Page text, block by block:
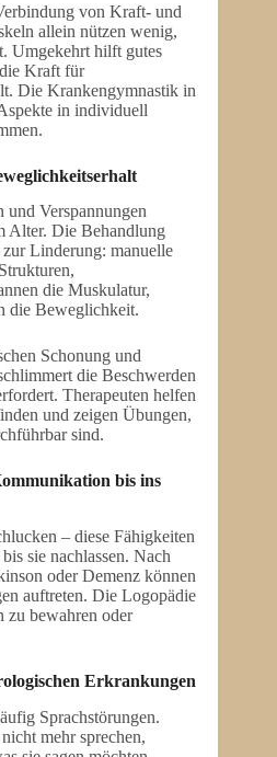
von Kraft- und
allein nützen wenig,
Umgekehrt hilft gutes
Kraft für
Die Krankengymnastik in
in individuell
und Verspannungen
Alter. Die Behandlung
zur Linderung: manuelle
die Muskulatur,
die Beweglichkeit.
Schonung und
die Beschwerden
Therapeuten helfen
und zeigen Übungen,
sind.
bis ins
– diese Fähigkeiten
sie nachlassen. Nach
oder Demenz können
auftreten. Die Logopädie
zu bewahren oder
Erkrankungen
Sprachstörungen.
mehr sprechen,